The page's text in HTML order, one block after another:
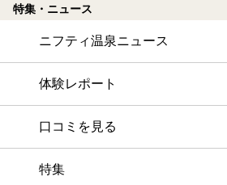
特集・ニュース
ニフティ温泉ニュース
体験レポート
口コミを見る
特集